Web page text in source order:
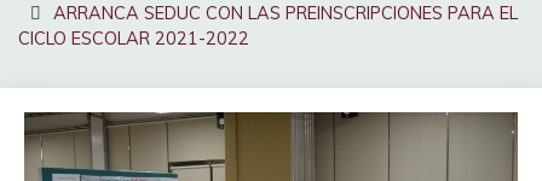
ARRANCA SEDUC CON LAS PREINSCRIPCIONES PARA EL
CICLO ESCOLAR 2021-2022